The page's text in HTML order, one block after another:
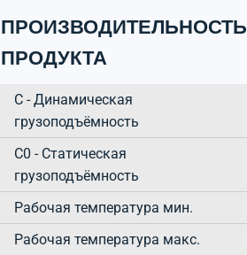
ПРОИЗВОДИТЕЛЬНОСТЬ
ПРОДУКТА
C - Динамическая
грузоподъёмность
C0 - Статическая
грузоподъёмность
Рабочая температура мин.
Рабочая температура макс.